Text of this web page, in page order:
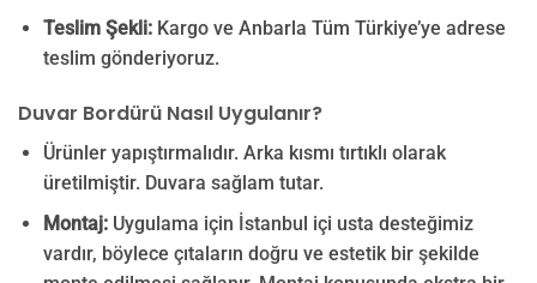
Teslim Şekli:Kargo ve Anbarla Tüm Türkiye’ye adrese
teslim gönderiyoruz.
Duvar Bordürü Nasıl Uygulanır?
Ürünler yapıştırmalıdır. Arka kısmı tırtıklı olarak
üretilmiştir. Duvara sağlam tutar.
Montaj:Uygulama için İstanbul içi usta desteğimiz
vardır, böylece çıtaların doğru ve estetik bir şekilde